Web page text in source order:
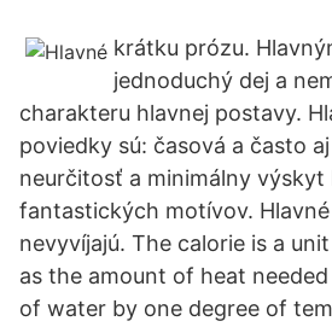
krátku prózu.
jednoduchý dej a
charakteru hlavnej postavy.
poviedky sú: časová a často
neurčitosť a minimálny výskyt
fantastických motívov.
nevyvíjajú. The calorie is a
as the amount of heat
of water by one degree of